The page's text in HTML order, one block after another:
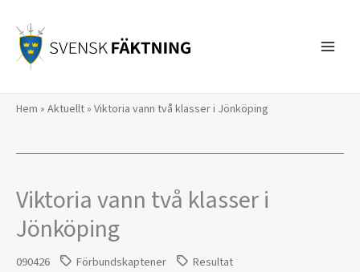
innehåll
Hem » Aktuellt» Viktoria vann två klasser i Jönköping
Viktoria vann två klasser i
Jönköping
090426 Förbundskaptener Resultat